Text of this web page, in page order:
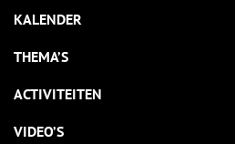
KALENDER
THEMA’S
ACTIVITEITEN
VIDEO’S